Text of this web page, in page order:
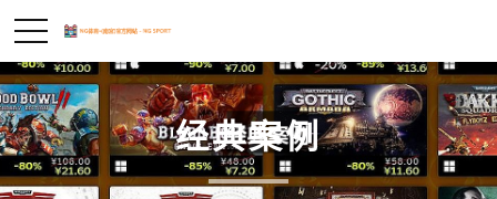
经典案例